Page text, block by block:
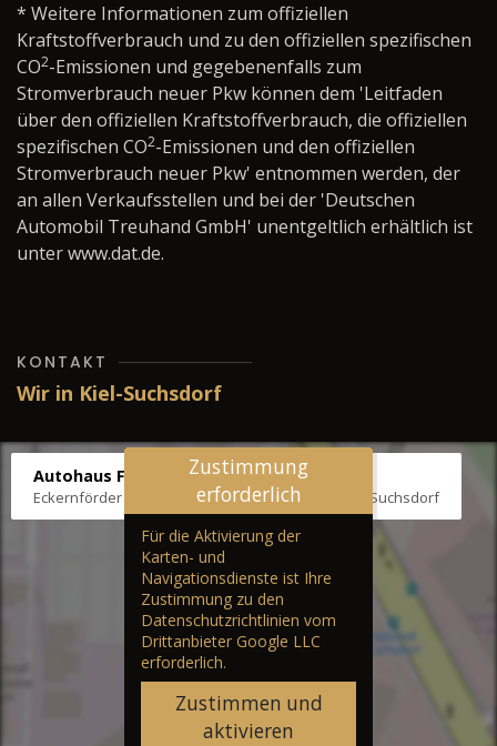
* Weitere Informationen zum offiziellen
Kraftstoffverbrauch und zu den offiziellen spezifischen
CO2-Emissionen und gegebenenfalls zum
Stromverbrauch neuer Pkw können dem 'Leitfaden
über den offiziellen Kraftstoffverbrauch, die offiziellen
spezifischen CO2-Emissionen und den offiziellen
Stromverbrauch neuer Pkw' entnommen werden, der
an allen Verkaufsstellen und bei der 'Deutschen
Automobil Treuhand GmbH' unentgeltlich erhältlich ist
unter www.dat.de.
KONTAKT
Wir in Kiel-Suchsdorf
Autohaus Fräter
Eckernförder Str. /Klausbrooker Weg 1, 24107 Kiel-Suchsdorf
Zustimmung
erforderlich
Für die Aktivierung der
Karten- und
Navigationsdienste ist Ihre
Zustimmung zu den
Datenschutzrichtlinien vom
Drittanbieter Google LLC
erforderlich.
Zustimmen und
aktivieren